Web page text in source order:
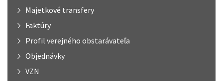
Majetkové transfery
Faktúry
Profil verejného obstarávateľa
Objednávky
VZN